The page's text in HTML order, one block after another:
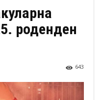
роденден
643